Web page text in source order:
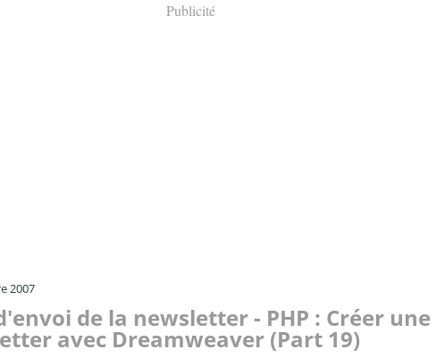
Publicité
2007
de la newsletter - PHP : Créer une
avec Dreamweaver (Part 19)